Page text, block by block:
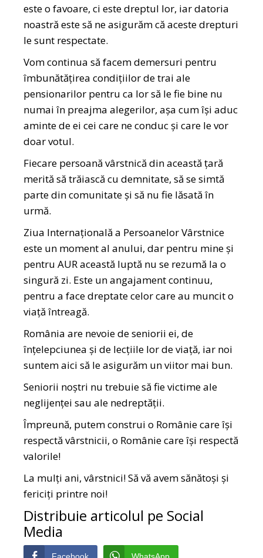
este o favoare, ci este dreptul lor, iar datoria
noastră este să ne asigurăm că aceste drepturi
le sunt respectate.
Vom continua să facem demersuri pentru
îmbunătățirea condițiilor de trai ale
pensionarilor pentru ca lor să le fie bine nu
numai în preajma alegerilor, așa cum își aduc
aminte de ei cei care ne conduc și care le vor
doar votul.
Fiecare persoană vârstnică din această țară
merită să trăiască cu demnitate, să se simtă
parte din comunitate și să nu fie lăsată în
urmă.
Ziua Internațională a Persoanelor Vârstnice
este un moment al anului, dar pentru mine și
pentru AUR această luptă nu se rezumă la o
singură zi. Este un angajament continuu,
pentru a face dreptate celor care au muncit o
viață întreagă.
România are nevoie de seniorii ei, de
înțelepciunea și de lecțiile lor de viață, iar noi
suntem aici să le asigurăm un viitor mai bun.
Seniorii noștri nu trebuie să fie victime ale
neglijenței sau ale nedreptății.
Împreună, putem construi o Românie care își
respectă vârstnicii, o Românie care își respectă
valorile!
La mulți ani, vârstnici! Să vă avem sănătoși și
fericiți printre noi!
Distribuie articolul pe Social
Media
Facebook WhatsApp